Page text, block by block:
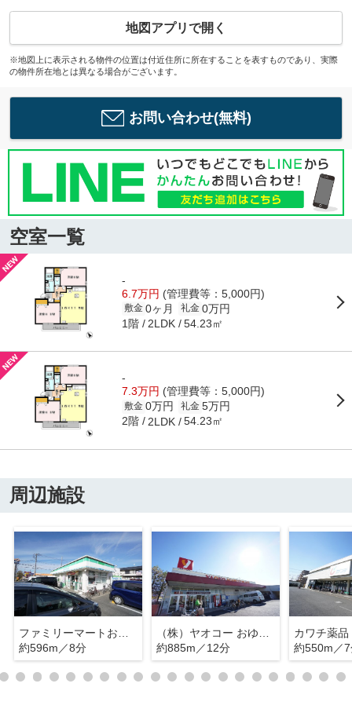
地図アプリで開く
※地図上に表示される物件の位置は付近住所に所在することを表すものであり、実際
の物件所在地とは異なる場合がございます。
お問い合わせ(無料)
空室一覧
-
6.7万円 (管理費等：5,000円)
敷金 0ヶ月 礼金 0万円
1階 2LDK 54.23㎡
-
7.3万円 (管理費等：5,000円)
敷金 0万円 礼金 5万円
2階 2LDK 54.23㎡
周辺施設
ファミリーマートおゆみ野中央７丁目店
約596m／8分
（株）ヤオコー おゆみ野店
約885m／12分
カワチ薬
約550m／